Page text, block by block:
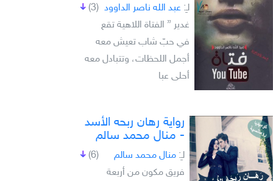
(3) لـِ: عبد الله ناصر الداوود
غدير ” الفتاة اللاهية تقع
في حبّ شاب تعيش معه
أجمل اللحظات، وتتبادل معه
أحلى عبا
رواية رهان ربحه الأسد
- منال محمد سالم
(6) لـِ:منال محمد سالم
فريق مكون من أربعة